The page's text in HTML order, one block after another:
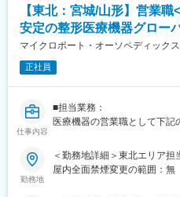
の方々との面談を通して、製
チャーなどの営業活動を行
※今回のプロジェクトについ
ただきます。
■将来的なキャリア：
別の医療機器プロジェクトに
営業であるMRのプロジェク
業部やグループ会社への異
経営コンサル、医薬品メーカ
【東北：宮城/山形】営業
安定の整形医療機器グロー
マイクロポート・オーソペディック
正社員
仕事内容
■担当業務：
医療機器の営業職として下記
に、関節症の置換手術に利
医療機器の営業活動を行いま
勤務地
＜勤務地詳細＞東北エリア担
屋内全面禁煙変更の範囲：無